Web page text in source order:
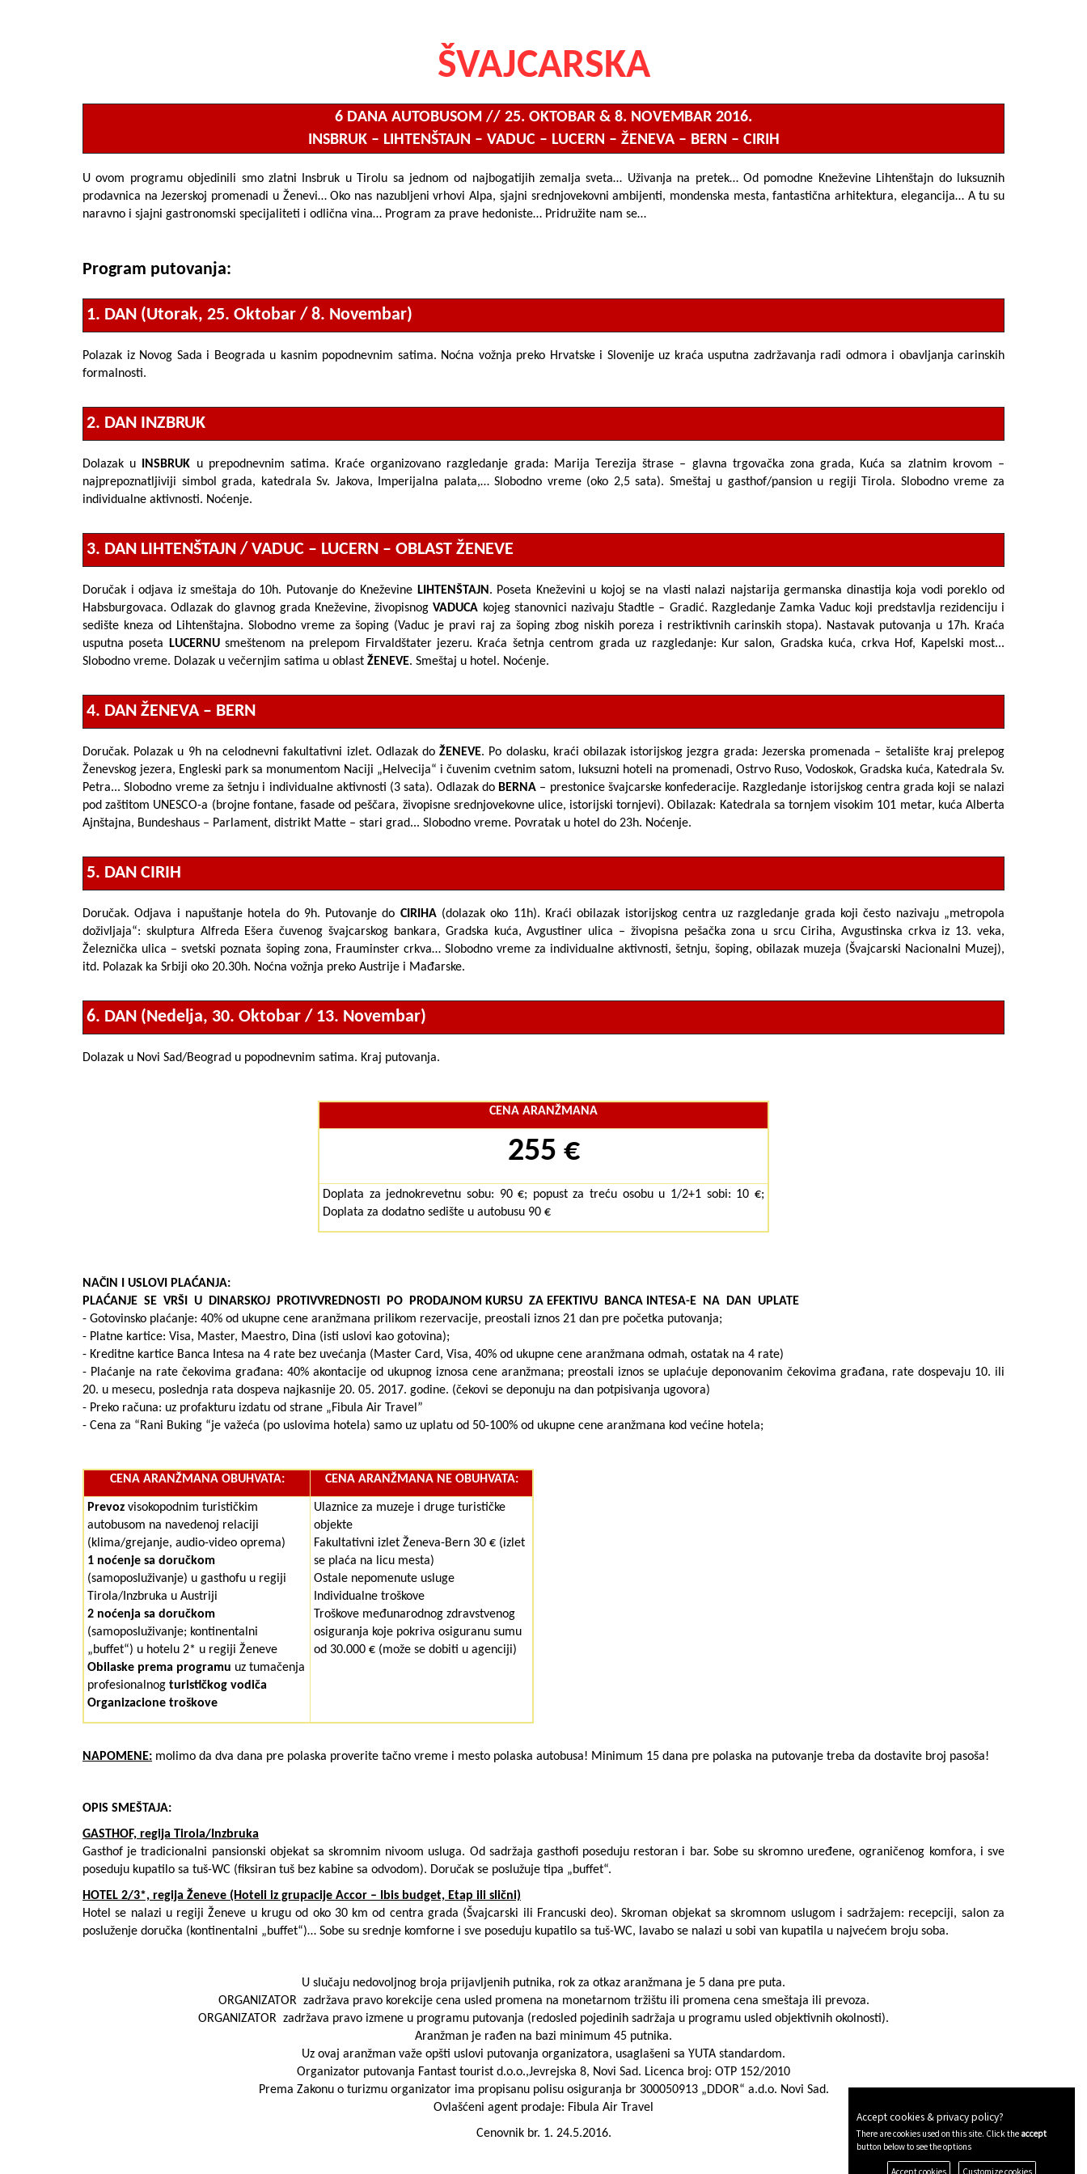
ŠVAJCARSKA
6 DANA AUTOBUSOM // 25. OKTOBAR & 8. NOVEMBAR 2016.
INSBRUK – LIHTENŠTAJN – VADUC – LUCERN – ŽENEVA – BERN – CIRIH
U ovom programu objedinili smo zlatni Insbruk u Tirolu sa jednom od najbogatijih zemalja sveta… Uživanja na pretek… Od pomodne Kneževine Lihtenštajn do luksuznih
prodavnica na Jezerskoj promenadi u Ženevi… Oko nas nazubljeni vrhovi Alpa, sjajni srednjovekovni ambijenti, mondenska mesta, fantastična arhitektura, elegancija… A tu su
naravno i sjajni gastronomski specijaliteti i odlična vina… Program za prave hedoniste… Pridružite nam se…
Program putovanja:
1. DAN (Utorak, 25. Oktobar / 8. Novembar)
Polazak iz Novog Sada i Beograda u kasnim popodnevnim satima. Noćna vožnja preko Hrvatske i Slovenije uz kraća usputna zadržavanja radi odmora i obavljanja carinskih
formalnosti.
2. DAN INZBRUK
Dolazak u INSBRUK u prepodnevnim satima. Kraće organizovano razgledanje grada: Marija Terezija štrase – glavna trgovačka zona grada, Kuća sa zlatnim krovom –
najprepoznatljiviji simbol grada,
katedrala Sv. Jakova, Imperijalna palata,…Slobodno vreme (oko 2,5 sata). Smeštaj u gasthof/pansion u regiji Tirola. Slobodno vreme za
individualne aktivnosti. Noćenje.
3. DAN LIHTENŠTAJN / VADUC – LUCERN – OBLAST ŽENEVE
Doručak i odjava iz smeštaja do 10h. Putovanje do Kneževine LIHTENŠTAJN . Poseta Kneževini u kojoj se na vlasti nalazi najstarija germanska dinastija koja vodi poreklo od
Habsburgovaca. Odlazak do glavnog grada Kneževine, živopisnogVADUCA kojeg stanovnici nazivajuStadtle – Gradić. RazgledanjeZamka Vaduc koji predstavlja rezidenciju i
sedište kneza od Lihtenštajna. Slobodno vreme za šoping (Vaduc je pravi raj za šoping zbog niskih poreza i restriktivnih carinskih stopa). Nastavak putovanja u 17h. Kraća
usputna poseta
LUCERNUsmeštenom na prelepom Firvaldštater jezeru. Kraća šetnja centrom grada uz razgledanje: Kur salon, Gradska kuća, crkva Hof, Kapelski most...
Slobodno vreme. Dolazak u večernjim satima u oblast ŽENEVE. Smeštaj u hotel. Noćenje.
4. DAN ŽENEVA – BERN
Doručak. Polazak u 9h na celodnevni fakultativni izlet. Odlazak doŽENEVE. Po dolasku, kraći obilazak istorijskog jezgra grada: Jezerska promenada – šetalište kraj prelepog
Ženevskog jezera, Engleski park sa monumentom Naciji „Helvecija“ i čuvenim cvetnim satom, luksuzni hoteli na promenadi, Ostrvo Ruso, Vodoskok, Gradska kuća, Katedrala Sv.
Petra...Slobodno vreme za šetnju i individualne aktivnosti (3 sata). Odlazak do BERNA – prestonice švajcarske konfederacije. Razgledanje istorijskog centra grada koji se nalazi
pod zaštitom UNESCO-a (brojne fontane, fasade od peščara, živopisne srednjovekovne ulice, istorijski tornjevi). Obilazak: Katedrala sa tornjem visokim 101 metar, kuća Alberta
Ajnštajna, Bundeshaus – Parlament, distrikt Matte – stari grad... Slobodno vreme. Povratak u hotel do 23h. Noćenje.
5. DAN CIRIH
Doručak. Odjava i napuštanje hotela do 9h. Putovanje do CIRIHA(dolazak oko 11h). Kraći obilazak istorijskog centra uz razgledanje grada koji često nazivaju „metropola
doživljaja“: skulptura Alfreda Ešera čuvenog švajcarskog bankara, Gradska kuća, Avgustiner ulica – živopisna pešačka zona u srcu Ciriha, Avgustinska crkva iz 13. veka,
Železnička ulica – svetski poznata šoping zona, Frauminster crkva…Slobodno vreme za individualne aktivnosti, šetnju, šoping, obilazak muzeja (Švajcarski Nacionalni Muzej),
itd. Polazak ka Srbiji oko 20.30h. Noćna vožnja preko Austrije i Mađarske.
6. DAN (Nedelja, 30. Oktobar / 13. Novembar)
Dolazak u Novi Sad/Beograd u popodnevnim satima. Kraj putovanja.
CENA ARANŽMANA
255 €
Doplata za jednokrevetnu sobu: 90 €; popust za treću osobu u 1/2+1 sobi: 10 €;
Doplata za dodatno sedište u autobusu 90 €
NAČIN I USLOVI PLAĆANJA:
PLAĆANJE SE VRŠ U DINARSKOJ PROTIVVREDNOSTI PO PRODAJNOM KURSU ZA EFEKTIVU BANCA INTESA-E NA DAN
UPLATE
- Gotovinsko plaćanje: 40% od ukupne cene aranžmana prilikom rezervacije, preostali iznos 21 dan pre početka putovanja;
- Platne kartice: Visa, Master, Maestro, Dina (isti uslovi kao gotovina);
- Kreditne kartice Banca Intesa na 4 rate bez uvećanja (Master Card, Visa, 40% od ukupne cene aranžmana odmah, ostatak na 4 rate)
- Plaćanje na rate čekovima građana: 40% akontacije od ukupnog iznosa cene aranžmana; preostali iznos se uplaćuje deponovanim čekovima građana, rate dospevaju 10. ili
20. u mesecu, poslednja rata dospeva najkasnije 20. 05. 2017. godine. (čekovi se deponuju na dan potpisivanja ugovora)
- Preko računa: uz profakturu izdatu od strane „Fibula Air Travel”
- Cena za “Rani Buking “je važeća (po uslovima hotela) samo uz uplatu od 50-100% od ukupne cene aranžmana kod većine hotela;
CENA ARANŽMANA OBUHVATA: CENA ARANŽMANA NE OBUHVATA:
Prevoz visokopodnim turističkim
autobusom na navedenoj relaciji
(klima/grejanje, audio-video oprema)
1 noćenje sa doručkom
(samoposluživanje) u gasthofu u regiji
Tirola/Inzbruka u Austriji
2 noćenja sa doručkom
(samoposluživanje; kontinentalni
„buffet“) u hotelu 2* u regiji Ženeve
Obilaske prema programu uz tumačenja
profesionalnog turističkog vodiča
Organizacione troškove
Ulaznice za muzeje i druge turističke
objekte
Fakultativni izlet Ženeva-Bern 30 € (izlet
se plaća na licu mesta)
Ostale nepomenute usluge
Individualne troškove
Troškove međunarodnog zdravstvenog
osiguranja koje pokriva osiguranu sumu
od 30.000 € (može se dobiti u agenciji)
NAPOMENE: molimo da dva dana pre polaska proverite tačno vreme i mesto polaska autobusa! Minimum 15 dana pre polaska na putovanje treba da dostavite broj pasoša!
OPIS SMEŠTAJA:
GASTHOF, regija Tirola/Inzbruka
Gasthof je tradicionalni pansionski objekat sa skromnim nivoom usluga. Od sadržaja gasthofi poseduju restoran i bar. Sobe su skromno uređene, ograničenog komfora, i sve
poseduju kupatilo sa tuš-WC (fiksiran tuš bez kabine sa odvodom). Doručak se poslužuje tipa „buffet“.
HOTEL 2/3*, regija Ženeve (Hoteli iz grupacije Accor – Ibis budget, Etap ili slični)
Hotel se nalazi u regiji Ženeve u krugu od oko 30 km od centra grada (Švajcarski ili Francuski deo). Skroman objekat sa skromnom uslugom i sadržajem: recepciji, salon za
posluženje doručka (kontinentalni „buffet“)… Sobe su srednje komforne i sve poseduju kupatilo sa tuš-WC, lavabo se nalazi u sobi van kupatila u najvećem broju soba.
U slučaju nedovoljnog broja prijavljenih putnika, rok za otkaz aranžmana je 5 dana pre puta.
ORGANIZATOR zadržava pravo korekcije cena usled promena na monetarnom tržištu ili promena cena smeštaja ili prevoza.
ORGANIZATOR zadržava pravo izmene u programu putovanja (redosled pojedinih sadržaja u programu usled objektivnih okolnosti).
Aranžman je rađen na bazi minimum 45 putnika.
Uz ovaj aranžman važe opšti uslovi putovanja organizatora, usaglašeni sa YUTA standardom.
Organizator putovanja Fantast tourist d.o.o.,Jevrejska 8, Novi Sad. Licenca broj: OTP 152/2010
Prema Zakonu o turizmu organizator ima propisanu polisu osiguranja br 300050913 „DDOR“ a.d.o. Novi Sad.
Ovlašćeni agent prodaje: Fibula Air Travel
Cenovnik br. 1. 24.5.2016.
Accept cookies & privacy policy?
There are cookies used on this site. Click the accept
button below to see the options
Accept cookies Customize cookies